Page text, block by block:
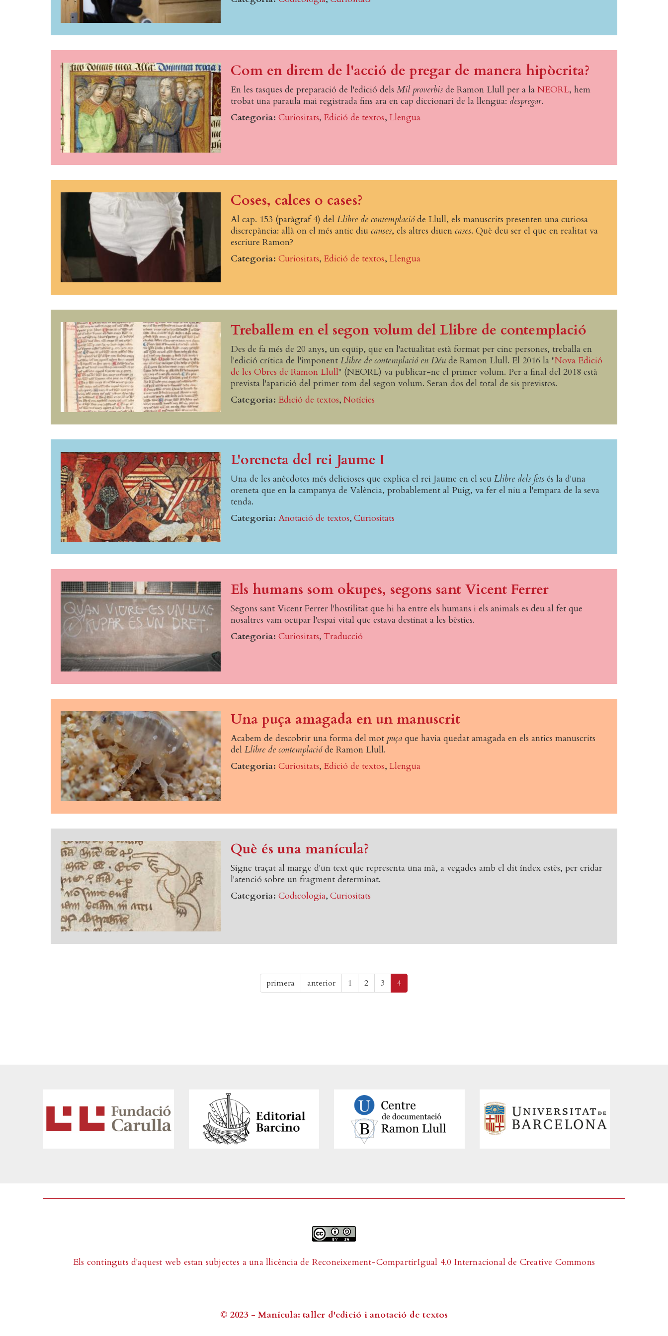
Com en direm de l'acció de pregar de manera hipòcrita?
En les tasques de preparació de l'edició dels Mil proverbis de Ramon Llull per a la NEORL, hem
trobat una paraula mai registrada fins ara en cap diccionari de la llengua: despregar.
Categoria Curiositats Edició de textos Llengua
Coses, calces o cases?
Al cap. 153 (paràgraf 4) del Llibre de contemplacióde Llull, els manuscrits presenten una curiosa
discrepància: allà on el més antic diu causes, els altres diuen cases. Què deu ser el que en realitat va
escriure Ramon?
Categoria Curiositats Edició de textos Llengua
Treballem en el segon volum del Llibre de contemplació
Des de fa més de 20 anys, un equip, que en l'actualitat està format per cinc persones, treballa en
l'edició crítica de l'imponent Llibre de contemplació en Déu de Ramon Llull. El 2016 la "Nova Edició
de les Obres de Ramon Llull" (NEORL) va publicar-ne el primer volum. Per a final del 2018 està
prevista l'aparició del primer tom del segon volum. Seran dos del total de sis previstos.
Categoria Edició de textos Notícies
L'oreneta del rei Jaume I
Una de les anècdotes més delicioses que explica el rei Jaume en el seu Llibre dels fets és la d'una
oreneta que en la campanya de València, probablement al Puig, va fer el niu a l'empara de la seva
tenda.
Categoria Anotació de textos Curiositats
Els humans som okupes, segons sant Vicent Ferrer
Segons sant Vicent Ferrer l'hostilitat que hi ha entre els humans i els animals es deu al fet que
nosaltres vam ocupar l'espai vital que estava destinat a les bèsties.
Categoria Curiositats Traducció
Una puça amagada en un manuscrit
Acabem de descobrir una forma del mot puça que havia quedat amagada en els antics manuscrits
del Llibre de contemplacióde Ramon Llull.
Categoria Curiositats Edició de textos Llengua
Què és una manícula?
Signe traçat al marge d'un text que representa una mà, a vegades amb el dit índex estès, per cridar
l'atenció sobre un fragment determinat.
Categoria Codicologia Curiositats
primera Primera pàgina
anteriorPàgina anterior
1 2 3 4
Els continguts d'aquest web estan subjectes a una llicència de Reconeixement-CompartirIgual 4.0 Internacional de Creative Commons
© 2023 - Manícula: taller d'edició i anotació de textos